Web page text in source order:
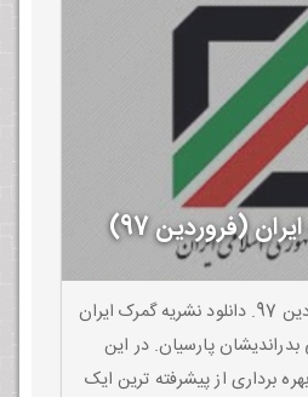
(فروردین 97)
نشریه گمرک ایران فروردین 97. دانلود نشریه گمرک ایران
پارسیان. در این
برداری از پیشرفته ترین ایک